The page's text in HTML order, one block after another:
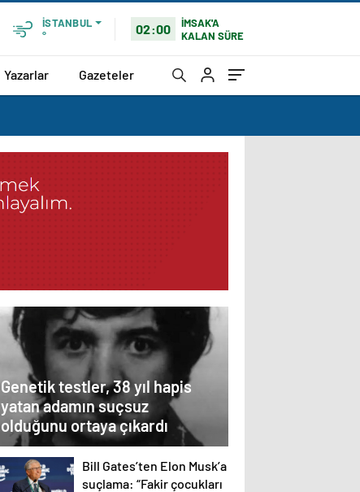
İSTANBUL
°
02:00
İMSAK'A
KALAN SÜRE
Yazarlar Gazeteler
Genetik testler, 38 yıl hapis
yatan adamın suçsuz
olduğunu ortaya çıkardı
Bill Gates’ten Elon Musk’a
suçlama: “Fakir çocukları